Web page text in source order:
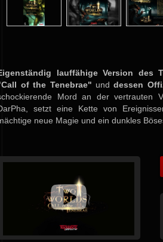
lauffähige Version des
of the Tenebrae" und dessen
Mord an der vertrauten
setzt eine Kette von
neue Magie und ein dunkles